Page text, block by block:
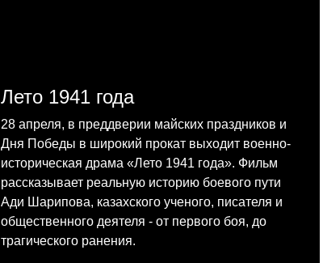
Лето 1941 года
28 апреля, в преддверии майских праздников и
Дня Победы в широкий прокат выходит военно-
историческая драма «Лето 1941 года». Фильм
рассказывает реальную историю боевого пути
Ади Шарипова, казахского ученого, писателя и
общественного деятеля - от первого боя, до
трагического ранения.